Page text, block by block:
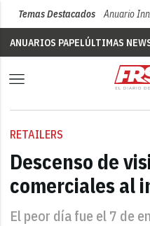
Temas Destacados Anuario
ANUARIOS PAPELÚLTIMAS
RETAILERS
Descenso de
comerciales al
El peor día fue el 7 de